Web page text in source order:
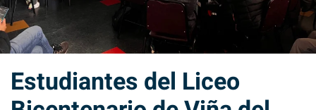
Estudiantes del Liceo